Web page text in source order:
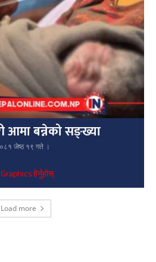
आमा बन्नेको सङ्ख्या
जेष्ठ १९ गते ।
हेर्नुहोस्
Load more